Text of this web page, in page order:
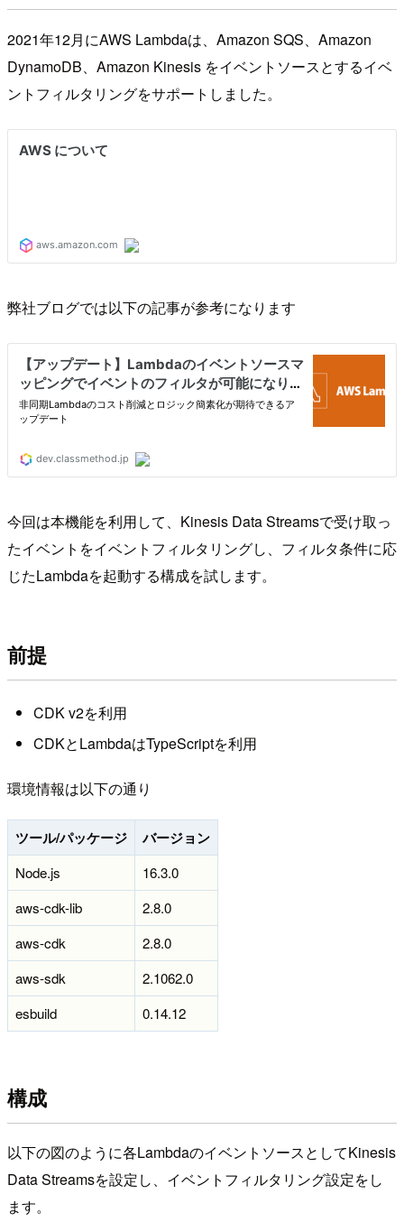
2021年12月にAWS Lambdaは、Amazon SQS、Amazon
DynamoDB、Amazon Kinesis をイベントソースとするイベ
ントフィルタリングをサポートしました。
弊社ブログでは以下の記事が参考になります
今回は本機能を利用して、Kinesis Data Streamsで受け取っ
たイベントをイベントフィルタリングし、フィルタ条件に応
じたLambdaを起動する構成を試します。
前提
CDK v2を利用
CDKとLambdaはTypeScriptを利用
環境情報は以下の通り
ツール/パッケージ バージョン
Node.js
16.3.0
aws-cdk-lib
2.8.0
aws-cdk
2.8.0
aws-sdk
2.1062.0
esbuild
0.14.12
構成
以下の図のように各LambdaのイベントソースとしてKinesis
Data Streamsを設定し、イベントフィルタリング設定をし
ます。